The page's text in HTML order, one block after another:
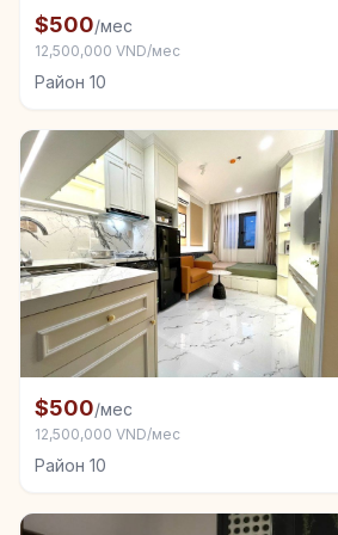
Комната в аренду в Район 10
$500/мес
12,500,000 VND/мес
Район 10
Комната в аренду в Район 10
$500/мес
12,500,000 VND/мес
Район 10